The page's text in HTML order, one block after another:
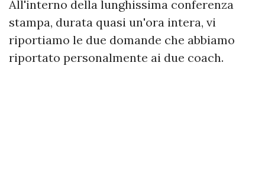
All'interno della lunghissima conferenza
stampa, durata quasi un'ora intera, vi
riportiamo le due domande che abbiamo
riportato personalmente ai due coach.